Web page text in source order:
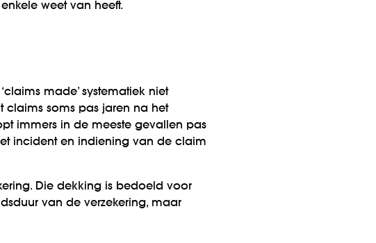
weet van heeft.
made’ systematiek niet
claims soms pas jaren na het
immers in de meeste gevallen pas
incident en indiening van de claim
Die dekking is bedoeld voor
van de verzekering, maar